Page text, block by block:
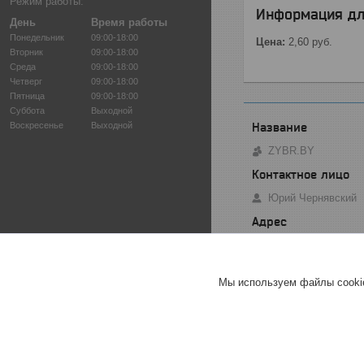
День
Время работы
Понедельник
09:00-18:00
Вторник
09:00-18:00
Среда
09:00-18:00
Четверг
09:00-18:00
Пятница
09:00-18:00
Суббота
Выходной
Воскресенье
Выходной
Информация
Цена: 2,60 руб.
ZYBR.BY
Юрий Чернявский
Мы используем файлы